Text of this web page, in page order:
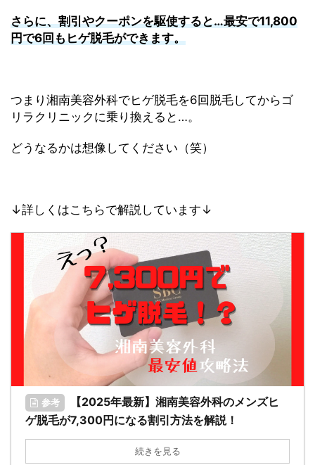
さらに、割引やクーポンを駆使すると…最安で11,800
円で6回もヒゲ脱毛ができます。
つまり湘南美容外科でヒゲ脱毛を6回脱毛してからゴ
リラクリニックに乗り換えると…。
どうなるかは想像してください（笑）
↓詳しくはこちらで解説しています↓
参考
【2025年最新】湘南美容外科のメンズヒ
ゲ脱毛が7,300円になる割引方法を解説！
続きを見る